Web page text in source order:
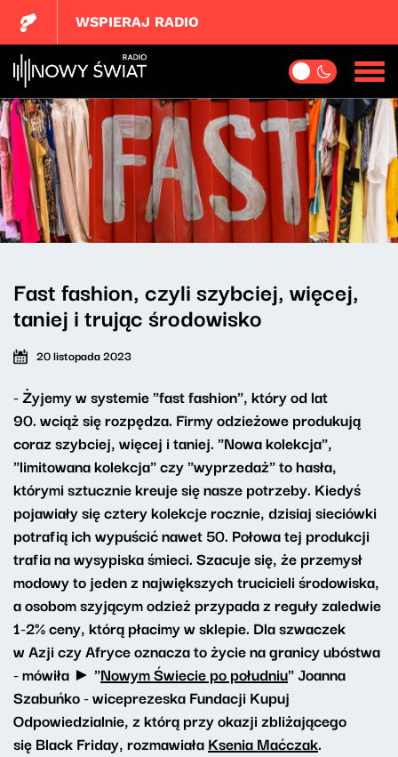
WSPIERAJ RADIO
Fast fashion, czyli szybciej, więcej,
taniej i trując środowisko
20 listopada 2023
- Żyjemy w systemie "fast fashion", który od lat
90. wciąż się rozpędza. Firmy odzieżowe produkują
coraz szybciej, więcej i taniej. "Nowa kolekcja",
"limitowana kolekcja" czy "wyprzedaż" to hasła,
którymi sztucznie kreuje się nasze potrzeby. Kiedyś
pojawiały się cztery kolekcje rocznie, dzisiaj sieciówki
potrafią ich wypuścić nawet 50. Połowa tej produkcji
trafia na wysypiska śmieci. Szacuje się, że przemysł
modowy to jeden z największych trucicieli środowiska,
a osobom szyjącym odzież przypada z reguły zaledwie
1-2% ceny, którą płacimy w sklepie. Dla szwaczek
w Azji czy Afryce oznacza to życie na granicy ubóstwa
- mówiła ► "Nowym Świecie po południu" Joanna
Szabuńko - wiceprezeska Fundacji Kupuj
Odpowiedzialnie, z którą przy okazji zbliżającego
się Black Friday, rozmawiałaKsenia Maćczak.